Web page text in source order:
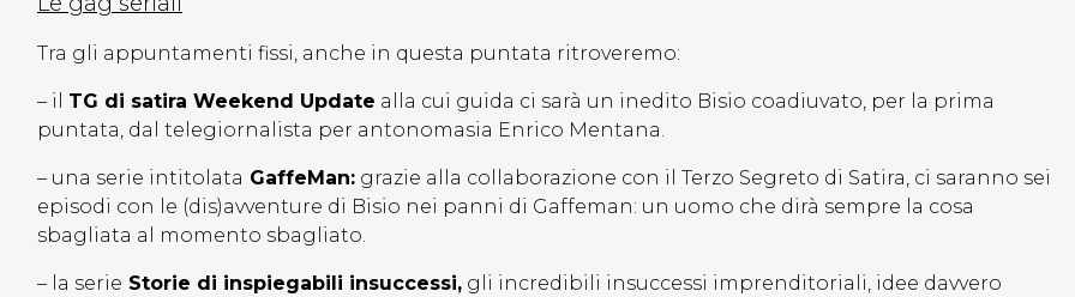
Tra gli appuntamenti fissi, anche in questa puntata ritroveremo:
– il TG di satira Weekend Update alla cui guida ci sarà un inedito Bisio coadiuvato, per la prima
puntata, dal telegiornalista per antonomasia Enrico Mentana.
– una serie intitolata GaffeMan: grazie alla collaborazione con il Terzo Segreto di Satira, ci saranno sei
episodi con le (dis)avventure di Bisio nei panni di Gaffeman: un uomo che dirà sempre la cosa
sbagliata al momento sbagliato.
– la serie Storie di inspiegabili insuccessi, gli incredibili insuccessi imprenditoriali, idee davvero